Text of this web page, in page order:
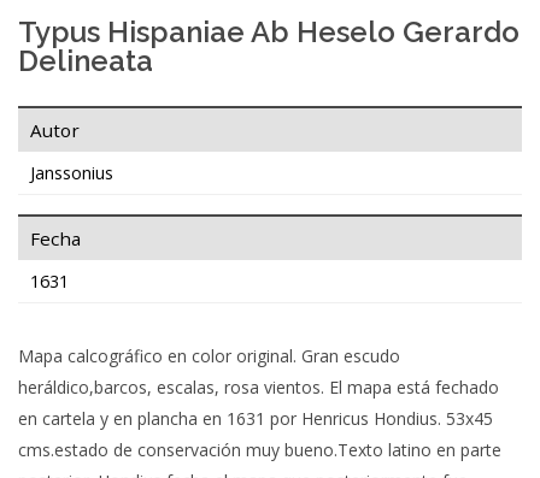
Typus Hispaniae Ab Heselo Gerardo
Delineata
Autor
Janssonius
Fecha
1631
Mapa calcográfico en color original. Gran escudo
heráldico,barcos, escalas, rosa vientos. El mapa está fechado
en cartela y en plancha en 1631 por Henricus Hondius. 53x45
cms.estado de conservación muy bueno.Texto latino en parte